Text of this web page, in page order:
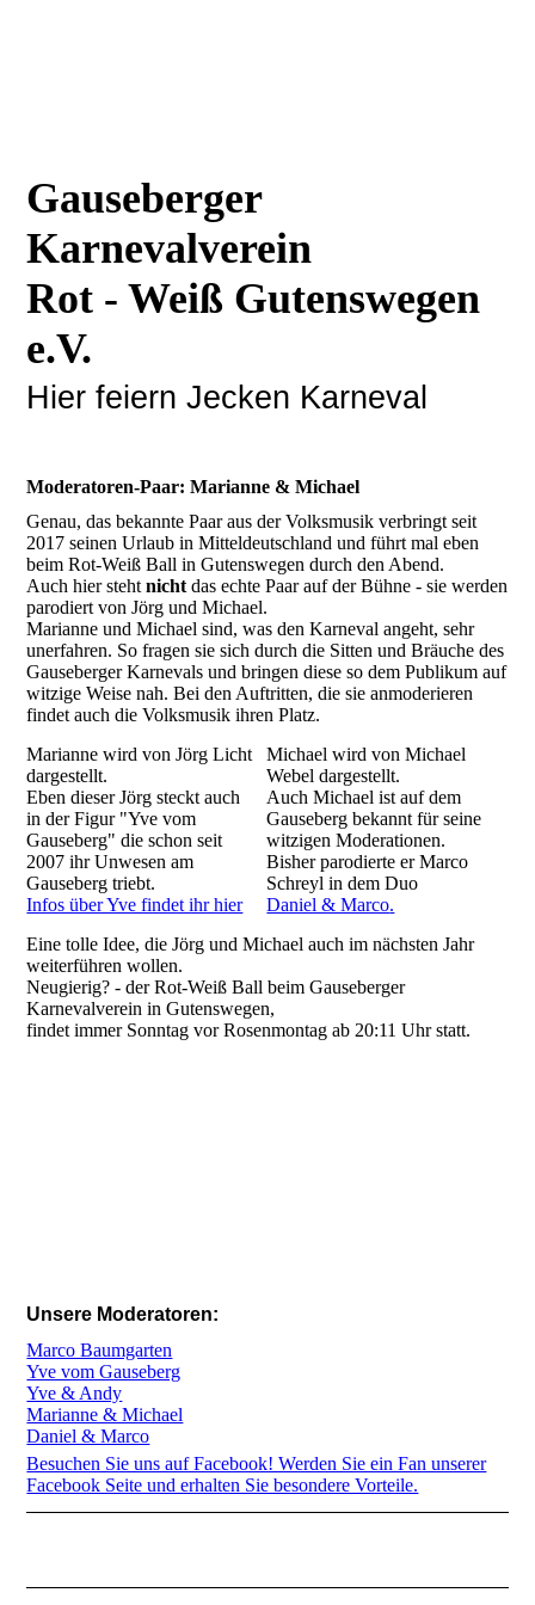
Gauseberger
Karnevalverein
Rot - Weiß Gutenswegen
e.V.
Hier feiern Jecken Karneval
Moderatoren-Paar: Marianne & Michael
Genau, das bekannte Paar aus der Volksmusik verbringt seit
2017 seinen Urlaub in Mitteldeutschland und führt mal eben
beim Rot-Weiß Ball in Gutenswegen durch den Abend.
Auch hier stehtnicht das echte Paar auf der Bühne - sie werden
parodiert von Jörg und Michael.
Marianne und Michael sind, was den Karneval angeht, sehr
unerfahren. So fragen sie sich durch die Sitten und Bräuche des
Gauseberger Karnevals und bringen diese so dem Publikum auf
witzige Weise nah. Bei den Auftritten, die sie anmoderieren
findet auch die Volksmusik ihren Platz.
Marianne wird von Jörg Licht
dargestellt.
Eben dieser Jörg steckt auch
in der Figur "Yve vom
Gauseberg" die schon seit
2007 ihr Unwesen am
Gauseberg triebt.
Infos über Yve findet ihr hier
Michael wird von Michael
Webel dargestellt.
Auch Michael ist auf dem
Gauseberg bekannt für seine
witzigen Moderationen.
Bisher parodierte er Marco
Schreyl in dem Duo
Daniel & Marco.
Eine tolle Idee, die Jörg und Michael auch im nächsten Jahr
weiterführen wollen.
Neugierig? - der Rot-Weiß Ball beim Gauseberger
Karnevalverein in Gutenswegen,
findet immer Sonntag vor Rosenmontag ab 20:11 Uhr statt.
Unsere Moderatoren:
Marco Baumgarten
Yve vom Gauseberg
Yve & Andy
Marianne & Michael
Daniel & Marco
Besuchen Sie uns auf Facebook! Werden Sie ein Fan unserer
Facebook Seite und erhalten Sie besondere Vorteile.